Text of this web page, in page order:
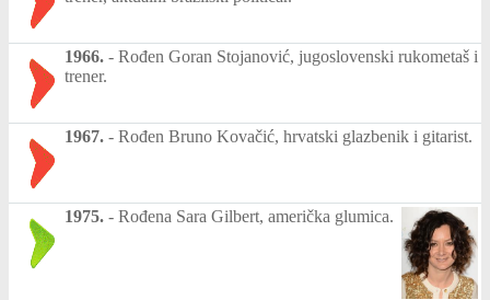
1966. - Rođen Goran Stojanović, jugoslovenski rukometaš i
trener.
1967. - Rođen Bruno Kovačić, hrvatski glazbenik i gitarist.
1975. - Rođena Sara Gilbert, američka glumica.